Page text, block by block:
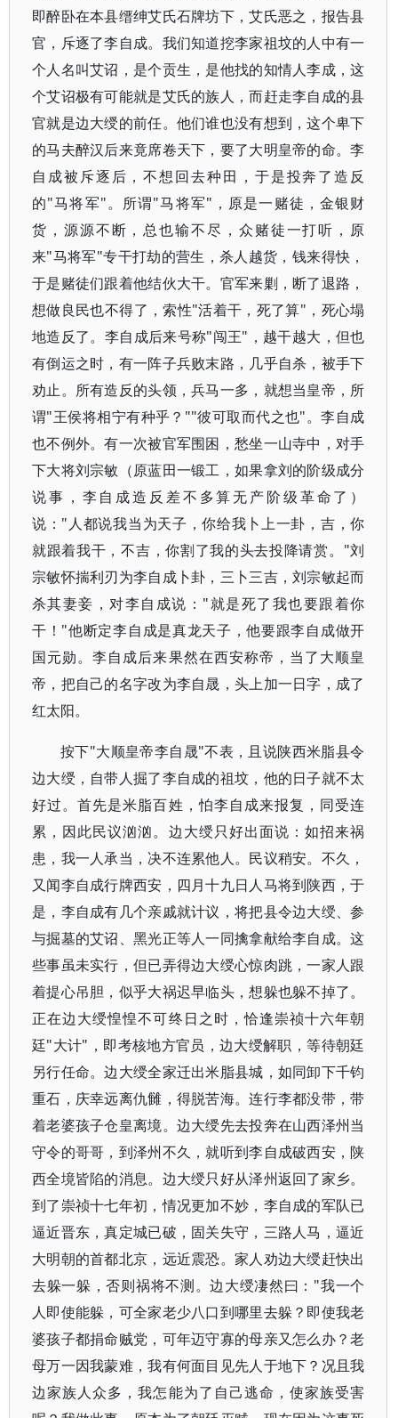
即醉卧在本县缙绅艾氏石牌坊下，艾氏恶之，报告县
官，斥逐了李自成。我们知道挖李家祖坟的人中有一
个人名叫艾诏，是个贡生，是他找的知情人李成，这
个艾诏极有可能就是艾氏的族人，而赶走李自成的县
官就是边大绶的前任。他们谁也没有想到，这个卑下
的马夫醉汉后来竟席卷天下，要了大明皇帝的命。李
自成被斥逐后，不想回去种田，于是投奔了造反
的"马将军"。所谓"马将军"，原是一赌徒，金银财
货，源源不断，总也输不尽，众赌徒一打听，原
来"马将军"专干打劫的营生，杀人越货，钱来得快，
于是赌徒们跟着他结伙大干。官军来剿，断了退路，
想做良民也不得了，索性"活着干，死了算"，死心塌
地造反了。李自成后来号称"闯王"，越干越大，但也
有倒运之时，有一阵子兵败末路，几乎自杀，被手下
劝止。所有造反的头领，兵马一多，就想当皇帝，所
谓"王侯将相宁有种乎？""彼可取而代之也"。李自成
也不例外。有一次被官军围困，愁坐一山寺中，对手
下大将刘宗敏（原蓝田一锻工，如果拿刘的阶级成分
说事，李自成造反差不多算无产阶级革命了）
说："人都说我当为天子，你给我卜上一卦，吉，你
就跟着我干，不吉，你割了我的头去投降请赏。"刘
宗敏怀揣利刃为李自成卜卦，三卜三吉，刘宗敏起而
杀其妻妾，对李自成说："就是死了我也要跟着你
干！"他断定李自成是真龙天子，他要跟李自成做开
国元勋。李自成后来果然在西安称帝，当了大顺皇
帝，把自己的名字改为李自晟，头上加一日字，成了
红太阳。
按下"大顺皇帝李自晟"不表，且说陕西米脂县令
边大绶，自带人掘了李自成的祖坟，他的日子就不太
好过。首先是米脂百姓，怕李自成来报复，同受连
累，因此民议汹汹。边大绶只好出面说：如招来祸
患，我一人承当，决不连累他人。民议稍安。不久，
又闻李自成行牌西安，四月十九日人马将到陕西，于
是，李自成有几个亲戚就计议，将把县令边大绶、参
与掘墓的艾诏、黑光正等人一同擒拿献给李自成。这
些事虽未实行，但已弄得边大绶心惊肉跳，一家人跟
着提心吊胆，似乎大祸迟早临头，想躲也躲不掉了。
正在边大绶惶惶不可终日之时，恰逢崇祯十六年朝
廷"大计"，即考核地方官员，边大绶解职，等待朝廷
另行任命。边大绶全家迁出米脂县城，如同卸下千钧
重石，庆幸远离仇雠，得脱苦海。连行李都没带，带
着老婆孩子仓皇离境。边大绶先去投奔在山西泽州当
守令的哥哥，到泽州不久，就听到李自成破西安，陕
西全境皆陷的消息。边大绶只好从泽州返回了家乡。
到了崇祯十七年初，情况更加不妙，李自成的军队已
逼近晋东，真定城已破，固关失守，三路人马，逼近
大明朝的首都北京，远近震恐。家人劝边大绶赶快出
去躲一躲，否则祸将不测。边大绶凄然曰："我一个
人即使能躲，可全家老少八口到哪里去躲？即使我老
婆孩子都捐命贼党，可年迈守寡的母亲又怎么办？老
母万一因我蒙难，我有何面目见先人于地下？况且我
边家族人众多，我怎能为了自己逃命，使家族受害